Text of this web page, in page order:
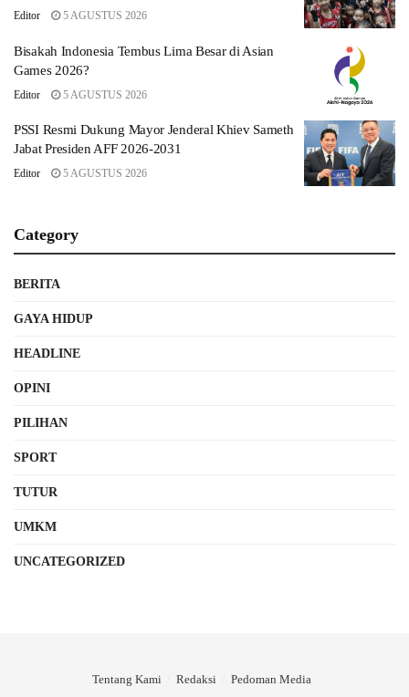
Editor 5 AGUSTUS 2026
Bisakah Indonesia Tembus Lima Besar di Asian
Games 2026?
Editor 5 AGUSTUS 2026
PSSI Resmi Dukung Mayor Jenderal Khiev Sameth
Jabat Presiden AFF 2026-2031
Editor 5 AGUSTUS 2026
Category
BERITA
GAYA HIDUP
HEADLINE
OPINI
PILIHAN
SPORT
TUTUR
UMKM
UNCATEGORIZED
Tentang Kami Redaksi Pedoman Media